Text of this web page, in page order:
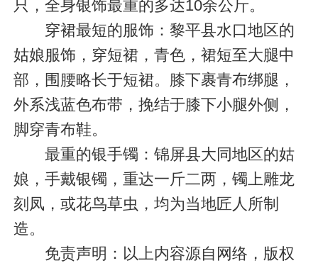
只，全身银饰最重的多达10余公斤。
穿裙最短的服饰：黎平县水口地区的
姑娘服饰，穿短裙，青色，裙短至大腿中
部，围腰略长于短裙。膝下裹青布绑腿，
外系浅蓝色布带，挽结于膝下小腿外侧，
脚穿青布鞋。
最重的银手镯：锦屏县大同地区的姑
娘，手戴银镯，重达一斤二两，镯上雕龙
刻凤，或花鸟草虫，均为当地匠人所制
造。
免责声明：以上内容源自网络，版权